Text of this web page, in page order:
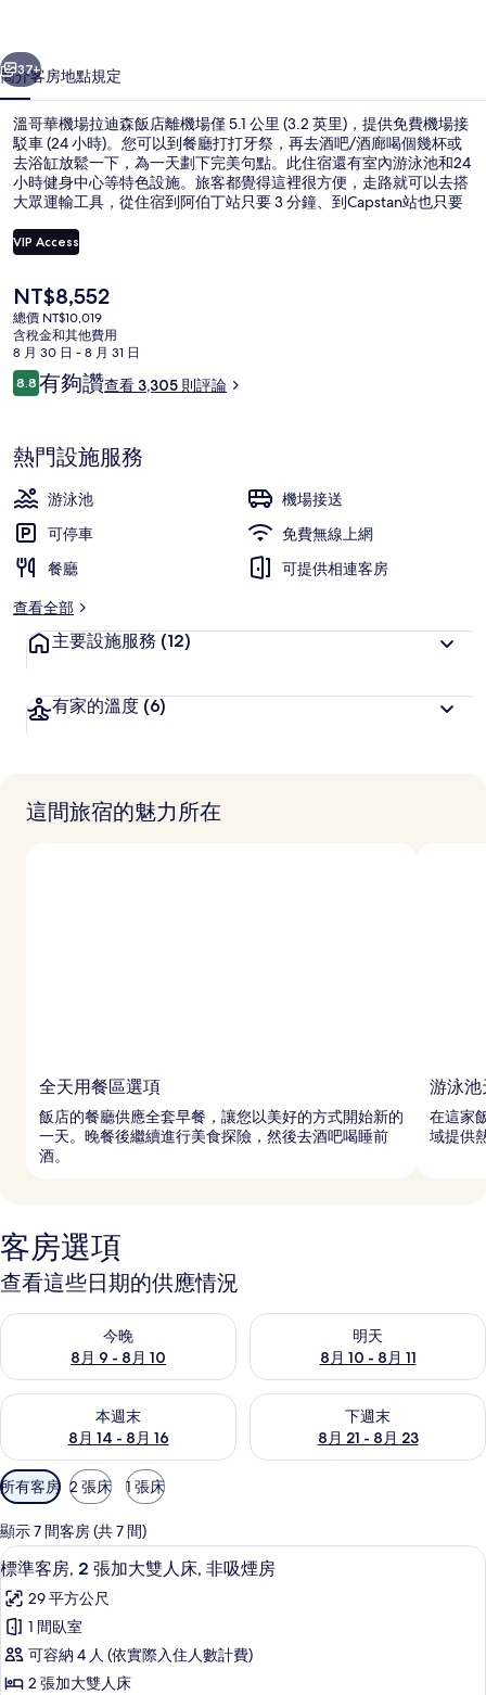
森
飯
店
的
相
片
個 下一個
37+
簡介客房地點規定
溫哥華機場拉迪森飯店離機場僅 5.1 公里 (3.2 英里)，提供免費機場接
駁車 (24 小時)。您可以到餐廳打打牙祭，再去酒吧/酒廊喝個幾杯或
去浴缸放鬆一下，為一天劃下完美句點。此住宿還有室內游泳池和24
小時健身中心等特色設施。旅客都覺得這裡很方便，走路就可以去搭
大眾運輸工具，從住宿到阿伯丁站只要 3 分鐘、到Capstan站也只要
VIP Access
目
前
的
價
格
是
NT$8,552
總價 NT$10,019
含稅金和其他費用
8 月 30 日 - 8 月 31 日
評
論
8.88.8 分，滿分 10 分，
有夠讚查看 3,305 則評論
熱門設施服務
游泳池
機場接送
可停車
免費無線上網
餐廳
可提供相連客房
查看全部
主要設施服務 (12)
有家的溫度 (6)
這間旅宿的魅力所在
全天用餐區選項
飯店的餐廳供應全套早餐，讓您以美好的方式開始新的
一天。晚餐後繼續進行美食探險，然後去酒吧喝睡前
酒。
游泳池
在這家
域提供
客房選項
查看這些日期的供應情況
今晚
8月 9 - 8月 10
查看今晚 (8月 9 - 8月 10) 的供應情況
明天
8月 10 - 8月 11
查看明天 (8月 10 - 8月 11) 的
本週末
8月 14 - 8月 16
查看本週末 (8月 14 - 8月 16) 的供應情況
下週末
8月 21 - 8月 23
查看下週末 (8月 21 - 8月 23)
可
用
的
客
房
篩
選
條
所有客房 2 張床 1 張床
顯示 7 間客房 (共 7 間)
顯
示
標
準
客
標準客房, 2 張加大雙人床, 非吸煙房 |
6
標準客房, 2 張加大雙人床, 非吸煙房
29 平方公尺
1 間臥室
可容納 4 人 (依實際入住人數計費)
2 張加大雙人床